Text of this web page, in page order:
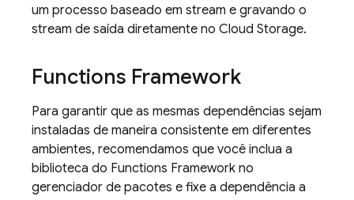
um processo baseado em stream e gravando o
stream de saída diretamente no Cloud Storage.
Functions Framework
Para garantir que as mesmas dependências sejam
instaladas de maneira consistente em diferentes
ambientes, recomendamos que você inclua a
biblioteca do Functions Framework no
gerenciador de pacotes e fixe a dependência a